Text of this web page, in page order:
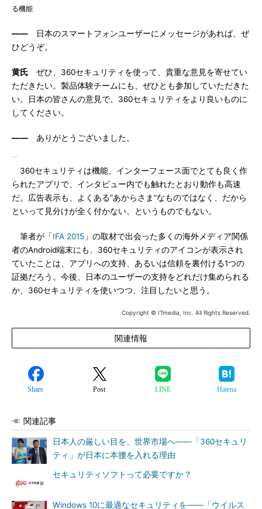
る機能
―― 日本のスマートフォンユーザーにメッセージがあれば、ぜ
ひどうぞ。
黄氏 ぜひ、360セキュリティを使って、貴重な意見を寄せてい
ただきたい。製品体験チームにも、ぜひとも参加していただきた
い。日本の皆さんの意見で、360セキュリティをより良いものに
してください。
―― ありがとうございました。
360セキュリティは機能、インターフェース面でとても良く作
られたアプリで、インタビュー内でも触れたとおり動作も高速
だ。広告表示も、よくある“あからさま”なものではなく、だから
といって見分けが全く付かない、というものでもない。
筆者が「IFA 2015 」の取材で出会った多くの海外メディア関係
者のAndroid端末にも、360セキュリティのアイコンが表示され
ていたことは、アプリへの支持、あるいは信頼を裏付ける1つの
証拠だろう。今後、日本のユーザーの支持をどれだけ集められる
か、360セキュリティを使いつつ、注目したいと思う。
Copyright © ITmedia, Inc. All Rights Reserved.
関連情報
Share Post LINE Hatena
関連記事
日本人の厳しい目を、世界市場へ――「360セキュリ
ティ」が日本に本腰を入れる理由
セキュリティソフトって必要ですか？
Windows 10に最適なセキュリティを――「ウイルス